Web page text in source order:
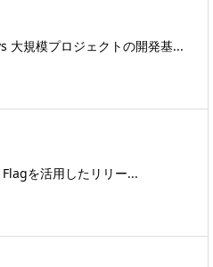
大規模プロジェクトの開発基...
を活用したリリー...